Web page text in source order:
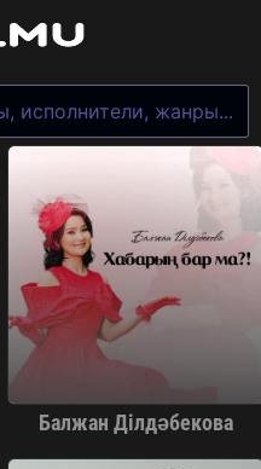
исполнители, жанры...
Балжан Ділдәбекова